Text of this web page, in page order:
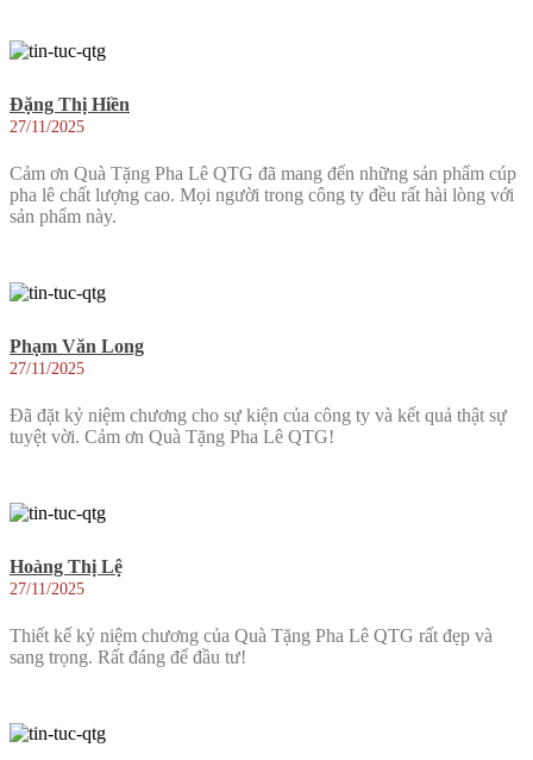
Đặng Thị Hiền
27/11/2025
Cảm ơn Quà Tặng Pha Lê QTG đã mang đến những sản phẩm cúp
pha lê chất lượng cao. Mọi người trong công ty đều rất hài lòng với
sản phẩm này.
Phạm Văn Long
27/11/2025
Đã đặt kỷ niệm chương cho sự kiện của công ty và kết quả thật sự
tuyệt vời. Cảm ơn Quà Tặng Pha Lê QTG!
Hoàng Thị Lệ
27/11/2025
Thiết kế kỷ niệm chương của Quà Tặng Pha Lê QTG rất đẹp và
sang trọng. Rất đáng để đầu tư!